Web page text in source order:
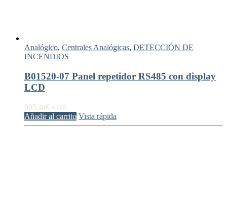
Analógico, Centrales Analógicas, DETECCIÓN DE
INCENDIOS
B01520-07 Panel repetidor RS485 con display
LCD
985,48€ + IVA
Añadir al carrito Vista rápida